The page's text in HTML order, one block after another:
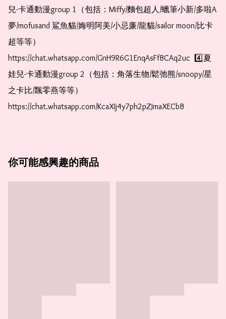
兒-卡通動漫group 1（包括：Miffy/麵包超人/蠟筆小新/多啦A
夢/mofusand 鯊魚貓/娒明阿美/小忌廉/龍貓/sailor moon/比卡
超等等）
https://chat.whatsapp.com/GnH9R6G1EnqAsFfBCAq2uc  4️⃣夏
娃兒-卡通動漫group 2（包括：角落生物/鬆弛熊/snoopy/星
之卡比/飄零燕等等）
https://chat.whatsapp.com/KcaXIj4y7ph2pZJmaXECbB
你可能感興趣的商品